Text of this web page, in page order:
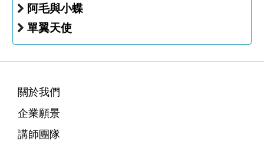
阿毛與小蝶
單翼天使
關於我們
企業願景
講師團隊